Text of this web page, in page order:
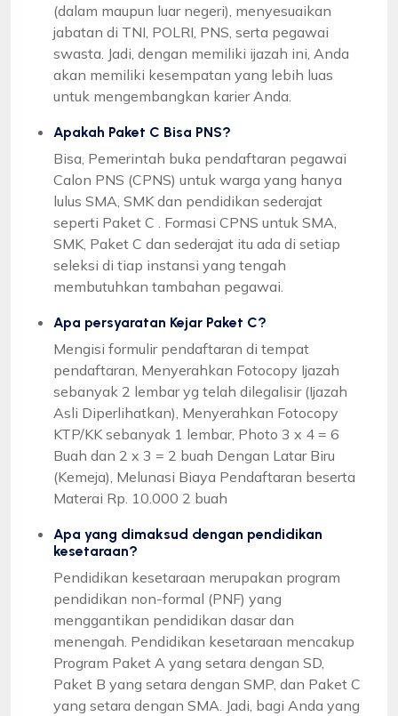
(dalam maupun luar negeri), menyesuaikan
jabatan di TNI, POLRI, PNS, serta pegawai
swasta. Jadi, dengan memiliki ijazah ini, Anda
akan memiliki kesempatan yang lebih luas
untuk mengembangkan karier Anda.
Apakah Paket C Bisa PNS?
Bisa, Pemerintah buka pendaftaran pegawai
Calon PNS (CPNS) untuk warga yang hanya
lulus SMA, SMK dan pendidikan sederajat
seperti Paket C . Formasi CPNS untuk SMA,
SMK, Paket C dan sederajat itu ada di setiap
seleksi di tiap instansi yang tengah
membutuhkan tambahan pegawai.
Apa persyaratan Kejar Paket C?
Mengisi formulir pendaftaran di tempat
pendaftaran, Menyerahkan Fotocopy Ijazah
sebanyak 2 lembar yg telah dilegalisir (Ijazah
Asli Diperlihatkan), Menyerahkan Fotocopy
KTP/KK sebanyak 1 lembar, Photo 3 x 4 = 6
Buah dan 2 x 3 = 2 buah Dengan Latar Biru
(Kemeja), Melunasi Biaya Pendaftaran beserta
Materai Rp. 10.000 2 buah
Apa yang dimaksud dengan pendidikan
kesetaraan?
Pendidikan kesetaraan merupakan program
pendidikan non-formal (PNF) yang
menggantikan pendidikan dasar dan
menengah. Pendidikan kesetaraan mencakup
Program Paket A yang setara dengan SD,
Paket B yang setara dengan SMP, dan Paket C
yang setara dengan SMA. Jadi, bagi Anda yang